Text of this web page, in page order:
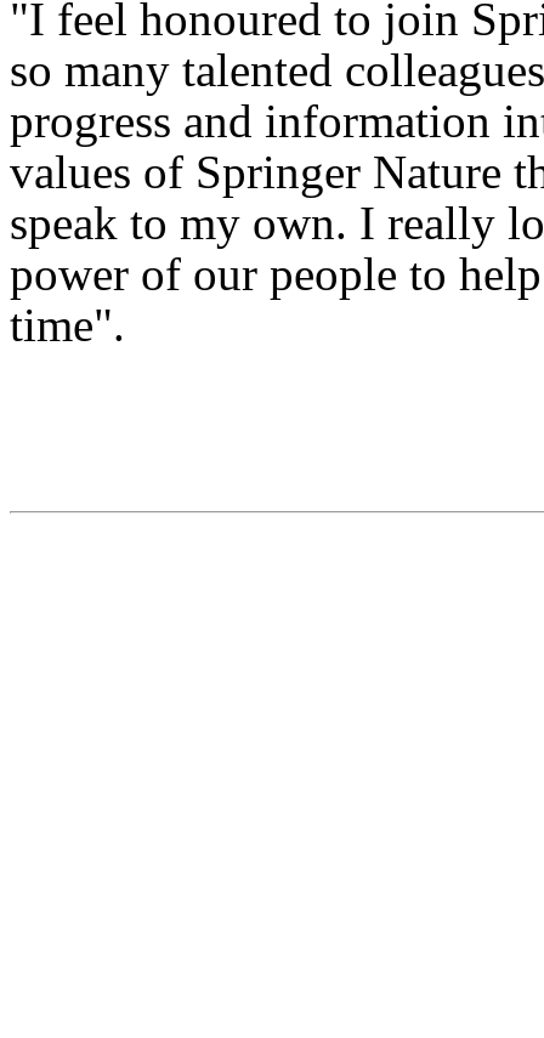
"I feel honoured to join
so many talented
progress and information
values of Springer Nature
speak to my own. I really
power of our people to
time".